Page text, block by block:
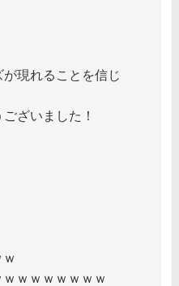
現れることを信じ
ざいました！
ｗｗｗｗｗｗｗ